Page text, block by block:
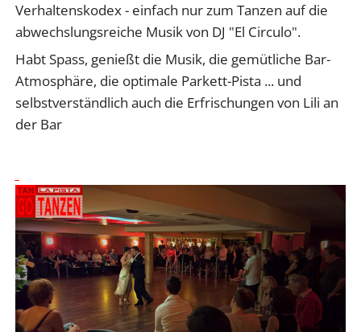
Verhaltenskodex - einfach nur zum Tanzen auf die
abwechslungsreiche Musik von DJ "El Circulo".
Habt Spass, genießt die Musik, die gemütliche Bar-
Atmosphäre, die optimale Parkett-Pista ... und
selbstverständlich auch die Erfrischungen von Lili an
der Bar